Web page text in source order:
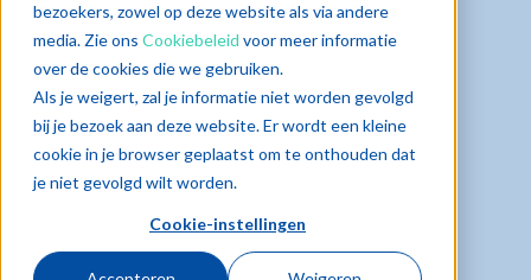
bezoekers, zowel op deze website als via andere
media. Zie ons Cookiebeleid voor meer informatie
over de cookies die we gebruiken.
Als je weigert, zal je informatie niet worden gevolgd
bij je bezoek aan deze website. Er wordt een kleine
cookie in je browser geplaatst om te onthouden dat
je niet gevolgd wilt worden.
Cookie-instellingen